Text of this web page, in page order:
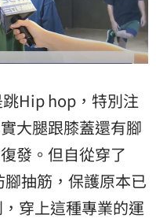
Hip hop，特別注
大腿跟膝蓋還有腳
發。但自從穿了
抽筋，保護原本已
穿上這種專業的運